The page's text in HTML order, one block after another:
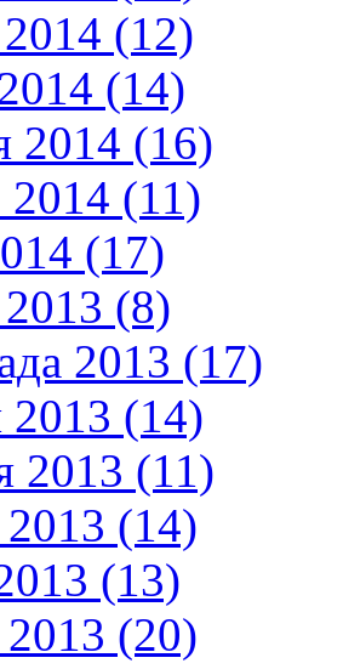
(12)
(14)
2014 (16)
2014 (11)
(17)
(8)
2013 (17)
2013 (14)
2013 (11)
2013 (14)
(13)
(20)